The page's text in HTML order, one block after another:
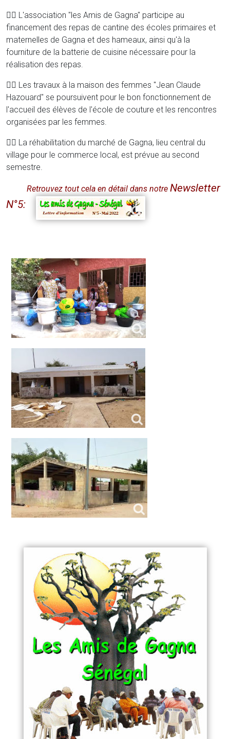
👉🏾 L'association "les Amis de Gagna" participe au
financement des repas de cantine des écoles primaires et
maternelles de Gagna et des hameaux, ainsi qu'à la
fourniture de la batterie de cuisine nécessaire pour la
réalisation des repas.
👉🏾 Les travaux à la maison des femmes "Jean Claude
Hazouard" se poursuivent pour le bon fonctionnement de
l'accueil des élèves de l'école de couture et les rencontres
organisées par les femmes.
👉🏾 La réhabilitation du marché de Gagna, lieu central du
village pour le commerce local, est prévue au second
semestre.
Retrouvez tout cela en détail dans notre Newsletter
N°5: